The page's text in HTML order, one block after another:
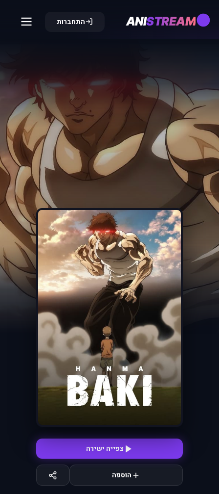
ANISTREAM התחברות
צפייה ישירה
הוספה